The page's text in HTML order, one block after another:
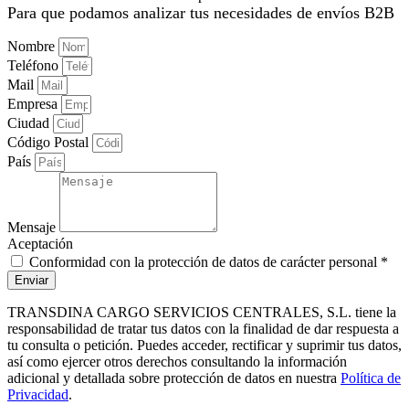
Para que podamos analizar tus necesidades de envíos B2B
Nombre
Teléfono
Mail
Empresa
Ciudad
Código Postal
País
Mensaje
Aceptación
Conformidad con la protección de datos de carácter personal *
Enviar
TRANSDINA CARGO SERVICIOS CENTRALES, S.L. tiene la
responsabilidad de tratar tus datos con la finalidad de dar respuesta a
tu consulta o petición. Puedes acceder, rectificar y suprimir tus datos,
así como ejercer otros derechos consultando la información
adicional y detallada sobre protección de datos en nuestra Política de
Privacidad.